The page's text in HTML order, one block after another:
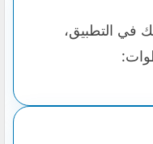
في التطبيق،